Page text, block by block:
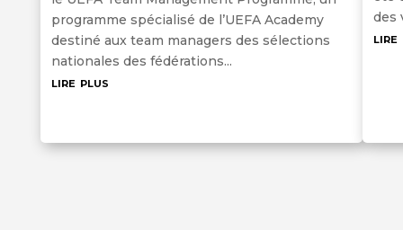
programme spécialisé de l’UEFA Academy
destiné aux team managers des sélections
nationales des fédérations...
lire plus
des
lire